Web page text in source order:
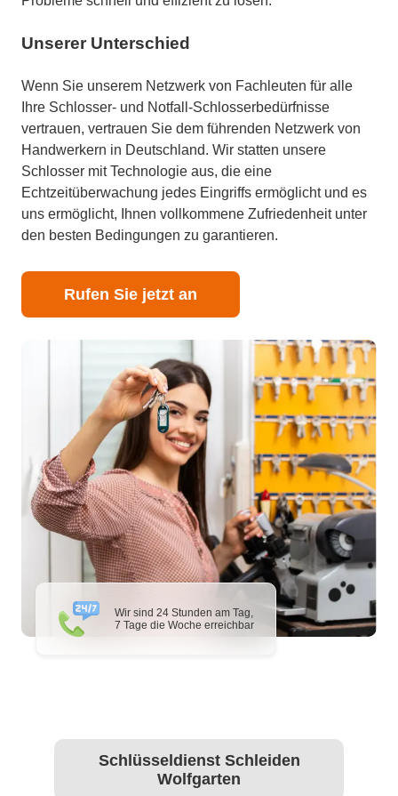
Wir sind 24 Stunden am Tag,
7 Tage die Woche erreichbar
Unserer Unterschied
Wenn Sie unserem Netzwerk von Fachleuten für alle
Ihre Schlosser- und Notfall-Schlosserbedürfnisse
vertrauen, vertrauen Sie dem führenden Netzwerk von
Handwerkern in Deutschland. Wir statten unsere
Schlosser mit Technologie aus, die eine
Echtzeitüberwachung jedes Eingriffs ermöglicht und es
uns ermöglicht, Ihnen vollkommene Zufriedenheit unter
den besten Bedingungen zu garantieren.
Rufen Sie jetzt an
Schlüsseldienst Schleiden
Wolfgarten